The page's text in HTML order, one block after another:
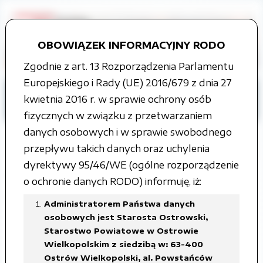
OBOWIĄZEK INFORMACYJNY RODO
Zgodnie z art. 13 Rozporządzenia Parlamentu
Europejskiego i Rady (UE) 2016/679 z dnia 27
kwietnia 2016 r. w sprawie ochrony osób
fizycznych w związku z przetwarzaniem
danych osobowych i w sprawie swobodnego
przepływu takich danych oraz uchylenia
dyrektywy 95/46/WE (ogólne rozporządzenie
o ochronie danych RODO) informuję, iż:
Administratorem Państwa danych
osobowych jest Starosta Ostrowski,
Starostwo Powiatowe w Ostrowie
Wielkopolskim z siedzibą w: 63-400
Ostrów Wielkopolski, al. Powstańców
Strona główna
Grupy tematyczne
kontrola zarządcza
Oświadczenia o stanie kontroli
Załączone pliki
Oświadczenie o stanie kontroli zarządczej